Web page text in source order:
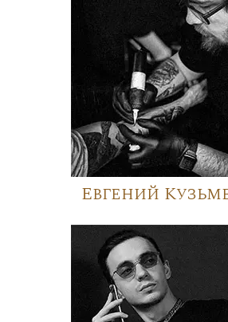
Евгений